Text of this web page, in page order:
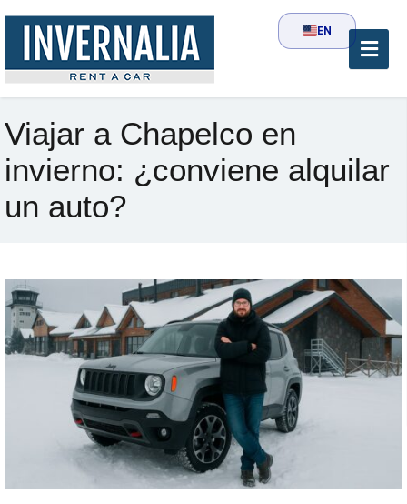
EN
Viajar a Chapelco en
invierno: ¿conviene alquilar
un auto?